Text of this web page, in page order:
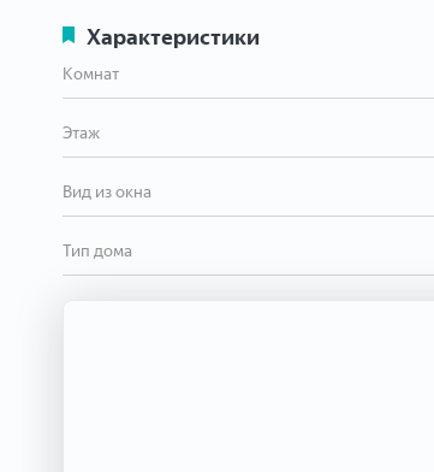
Характеристики
Комнат
Этаж
Вид из окна
Тип дома